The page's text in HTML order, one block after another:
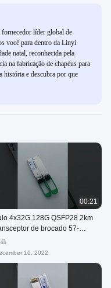
fornecedor líder global de
você para dentro da Linyi
natal, reconhecida pela
na fabricação de chapéus para
história e descubra por que
00:21
4x32G 128G QSFP28 2km
de brocado 57-
01 XBR-000285 FC SFP
品
10, 2022